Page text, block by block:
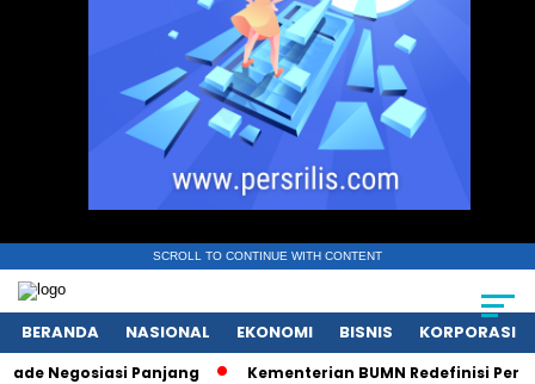
SCROLL TO CONTINUE WITH CONTENT
BERANDA NASIONAL EKONOMI BISNIS KORPORASI
Negosiasi Panjang Kementerian BUMN Redefinisi Peran